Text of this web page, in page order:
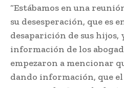
“Estábamos en una
su desesperación, que es
desaparición de sus
información de los
empezaron a mencionar
dando información, que